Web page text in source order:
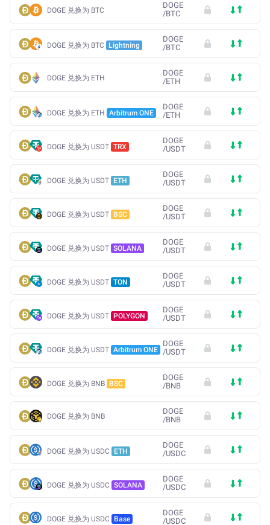
DOGE 兑换为 BTC
DOGE
/BTC
DOGE 兑换为 BTC Lightning
DOGE
/BTC
DOGE 兑换为 ETH
DOGE
/ETH
DOGE 兑换为 ETH Arbitrum ONE
DOGE
/ETH
DOGE 兑换为 USDT TRX
DOGE
/USDT
DOGE 兑换为 USDT ETH
DOGE
/USDT
DOGE 兑换为 USDT BSC
DOGE
/USDT
DOGE 兑换为 USDT SOLANA
DOGE
/USDT
DOGE 兑换为 USDT TON
DOGE
/USDT
DOGE 兑换为 USDT POLYGON
DOGE
/USDT
DOGE 兑换为 USDT Arbitrum ONE
DOGE
/USDT
DOGE 兑换为 BNB BSC
DOGE
/BNB
DOGE 兑换为 BNB
DOGE
/BNB
DOGE 兑换为 USDC ETH
DOGE
/USDC
DOGE 兑换为 USDC SOLANA
DOGE
/USDC
DOGE 兑换为 USDC Base
DOGE
/USDC